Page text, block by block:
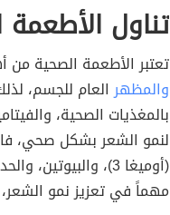
تناول
تعتبر الأطعمة الصحية من
والمظهرالعام للجسم،
بالمغذيات الصحية،
لنمو الشعر بشكل صحي،
(أوميغا 3)،
مهماً في تعزيز نمو